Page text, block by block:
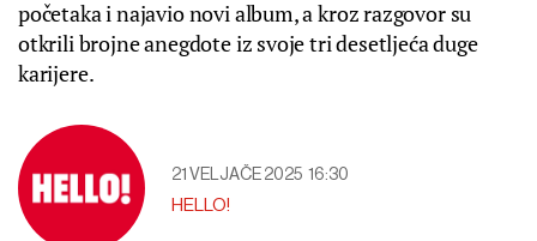
početaka i najavio novi album, a kroz razgovor su
otkrili brojne anegdote iz svoje tri desetljeća duge
karijere.
21 VELJAČE 2025 16:30
HELLO!